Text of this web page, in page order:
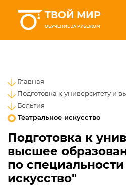
ТВОЙ МИР
ОБУЧЕНИЕ ЗА РУБЕЖОМ
Главная
Подготовка к университету и
Бельгия
Театральное искусство
Подготовка к
высшее
по
искусство"